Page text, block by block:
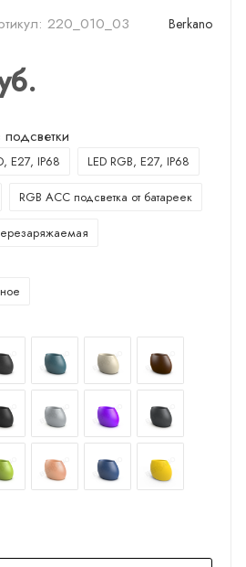
220_010_03 Berkano
подсветки
E27, IP68 LED RGB, E27, IP68
RGB ACC подсветка от батареек